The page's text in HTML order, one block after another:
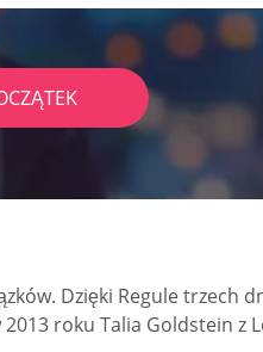
Dzięki Regule trzech
roku Talia Goldstein z